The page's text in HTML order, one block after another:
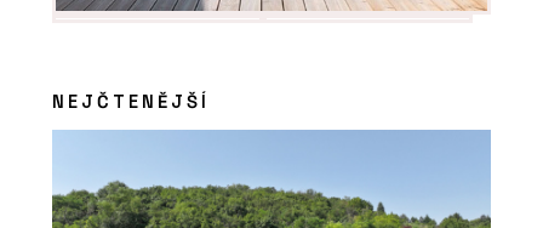
NEJČTENĚJŠÍ